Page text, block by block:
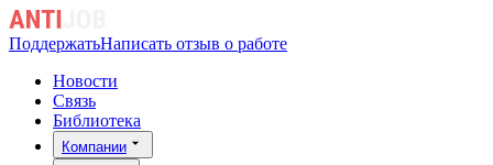
ПоддержатьНаписать отзыв о работе
Новости
Связь
Библиотека
Компании